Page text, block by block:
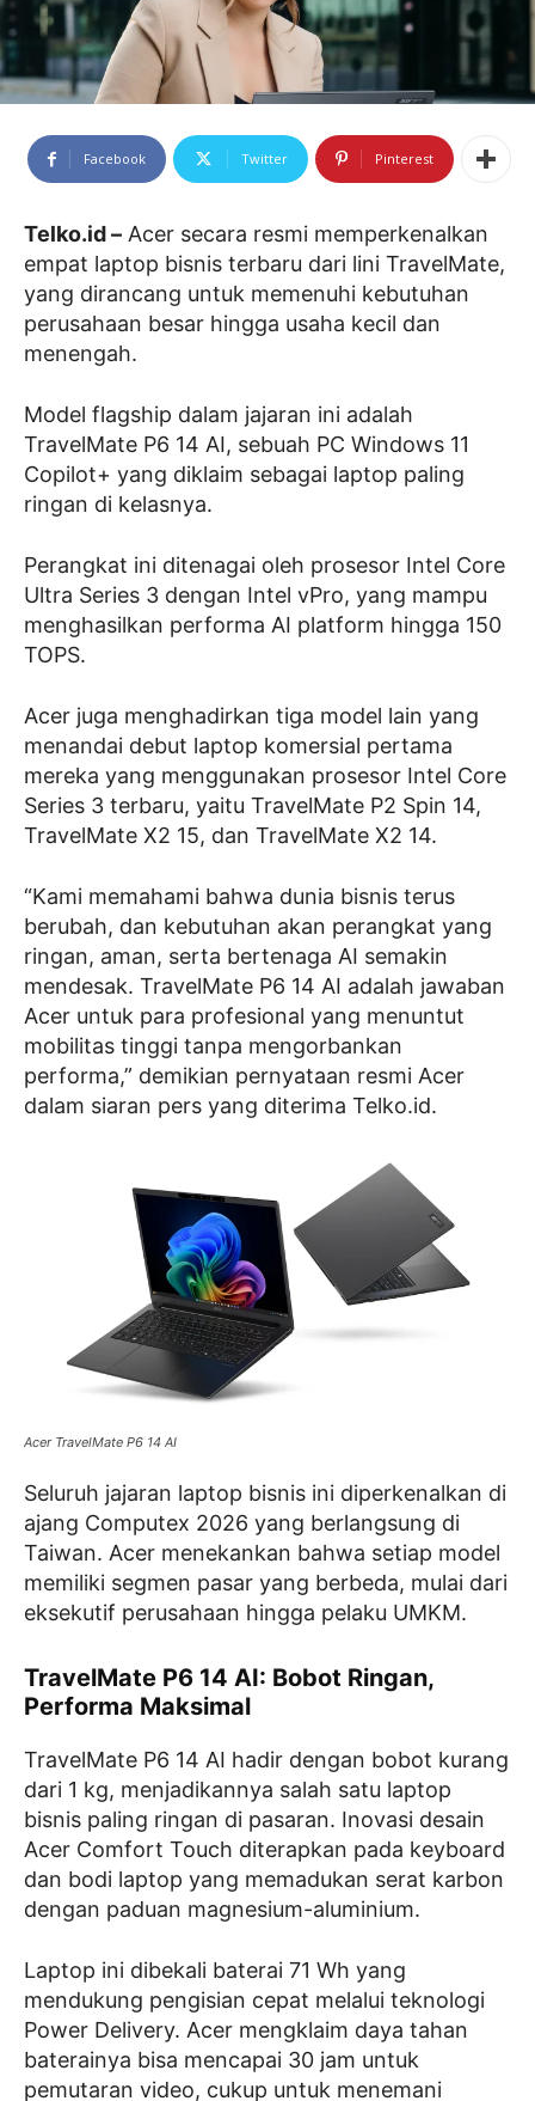
Facebook Twitter Pinterest
Telko.id – Acer secara resmi memperkenalkan
empat laptop bisnis terbaru dari lini TravelMate,
yang dirancang untuk memenuhi kebutuhan
perusahaan besar hingga usaha kecil dan
menengah.
Model flagship dalam jajaran ini adalah
TravelMate P6 14 AI, sebuah PC Windows 11
Copilot+ yang diklaim sebagai laptop paling
ringan di kelasnya.
Perangkat ini ditenagai oleh prosesor Intel Core
Ultra Series 3 dengan Intel vPro, yang mampu
menghasilkan performa AI platform hingga 150
TOPS.
Acer juga menghadirkan tiga model lain yang
menandai debut laptop komersial pertama
mereka yang menggunakan prosesor Intel Core
Series 3 terbaru, yaitu TravelMate P2 Spin 14,
TravelMate X2 15, dan TravelMate X2 14.
“Kami memahami bahwa dunia bisnis terus
berubah, dan kebutuhan akan perangkat yang
ringan, aman, serta bertenaga AI semakin
mendesak. TravelMate P6 14 AI adalah jawaban
Acer untuk para profesional yang menuntut
mobilitas tinggi tanpa mengorbankan
performa,” demikian pernyataan resmi Acer
dalam siaran pers yang diterima Telko.id.
Acer TravelMate P6 14 AI
Seluruh jajaran laptop bisnis ini diperkenalkan di
ajang Computex 2026 yang berlangsung di
Taiwan. Acer menekankan bahwa setiap model
memiliki segmen pasar yang berbeda, mulai dari
eksekutif perusahaan hingga pelaku UMKM.
TravelMate P6 14 AI: Bobot Ringan,
Performa Maksimal
TravelMate P6 14 AI hadir dengan bobot kurang
dari 1 kg, menjadikannya salah satu laptop
bisnis paling ringan di pasaran. Inovasi desain
Acer Comfort Touch diterapkan pada keyboard
dan bodi laptop yang memadukan serat karbon
dengan paduan magnesium-aluminium.
Laptop ini dibekali baterai 71 Wh yang
mendukung pengisian cepat melalui teknologi
Power Delivery. Acer mengklaim daya tahan
baterainya bisa mencapai 30 jam untuk
pemutaran video, cukup untuk menemani